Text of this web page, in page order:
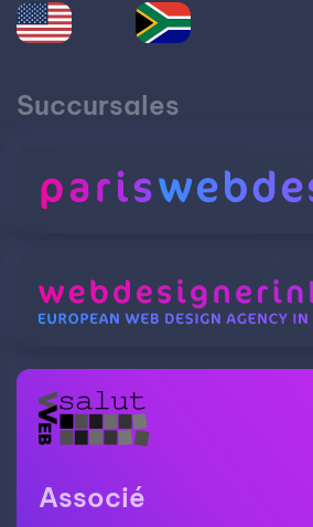
Succursales
Associé